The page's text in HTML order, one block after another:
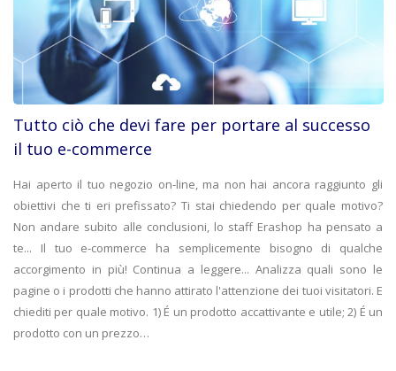
Tutto ciò che devi fare per portare al successo
il tuo e-commerce
Hai aperto il tuo negozio on-line, ma non hai ancora raggiunto gli
obiettivi che ti eri prefissato? Ti stai chiedendo per quale motivo?
Non andare subito alle conclusioni, lo staff Erashop ha pensato a
te... Il tuo e-commerce ha semplicemente bisogno di qualche
accorgimento in più! Continua a leggere... Analizza quali sono le
pagine o i prodotti che hanno attirato l'attenzione dei tuoi visitatori. E
chiediti per quale motivo. 1) É un prodotto accattivante e utile; 2) É un
prodotto con un prezzo…